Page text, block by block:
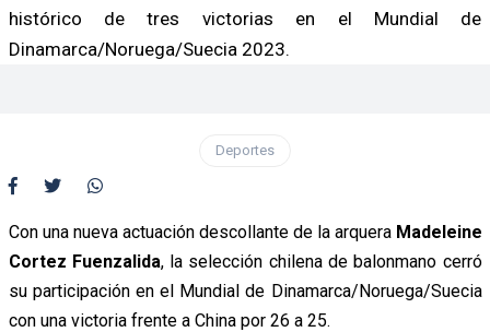
histórico de tres victorias en el Mundial de
Dinamarca/Noruega/Suecia 2023.
Deportes
Con una nueva actuación descollante de la arquera Madeleine
Cortez Fuenzalida, la selección chilena de balonmano cerró
su participación en el Mundial de Dinamarca/Noruega/Suecia
con una victoria frente a China por 26 a 25.